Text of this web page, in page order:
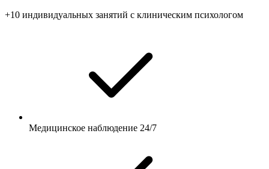
+10 индивидуальных занятий с клиническим психологом
Медицинское наблюдение 24/7